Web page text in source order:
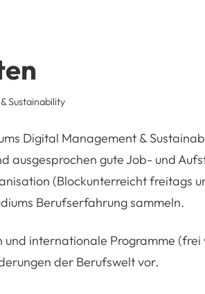
Sustainability
Digital Management &
ausgesprochen gute Job- und
(Blockunterreicht freitags
Berufserfahrung sammeln.
und internationale Programme
der Berufswelt vor.